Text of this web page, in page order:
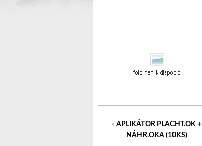
- APLIKÁTOR PLACHT.OK +
NÁHR.OKA (10KS)